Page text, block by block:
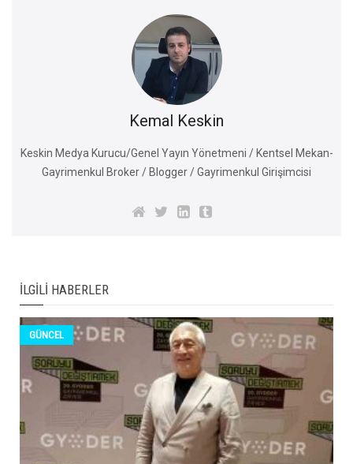
Kemal Keskin
Keskin Medya Kurucu/Genel Yayın Yönetmeni / Kentsel Mekan-
Gayrimenkul Broker / Blogger / Gayrimenkul Girişimcisi
İLGILI HABERLER
GÜNCEL